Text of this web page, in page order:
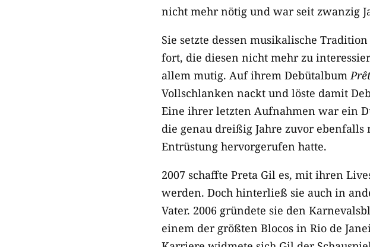
nicht mehr nötig und war seit zwanzig
Sie setzte dessen musikalische
fort, die diesen nicht mehr zu
allem mutig. Auf ihrem Debütalbum
Vollschlanken nackt und löste damit
Eine ihrer letzten Aufnahmen war ein
die genau dreißig Jahre zuvor
Entrüstung hervorgerufen hatte.
2007 schaffte Preta Gil es, mit ihren
werden. Doch hinterließ sie auch in
Vater. 2006 gründete sie den
einem der größten Blocos in Rio de